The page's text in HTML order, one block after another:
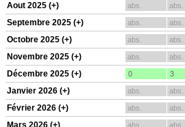
Aout 2025 (+) abs. abs.
Septembre 2025 (+) abs. abs.
Octobre 2025 (+) abs. abs.
Novembre 2025 (+) abs. abs.
Décembre 2025 (+) 0 3
Janvier 2026 (+) abs. abs.
Février 2026 (+) abs. abs.
Mars 2026 (+) abs. abs.